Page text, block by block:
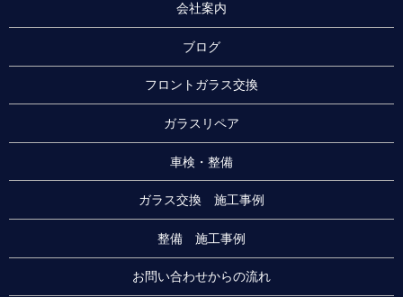
会社案内
ブログ
フロントガラス交換
ガラスリペア
車検・整備
ガラス交換 施工事例
整備 施工事例
お問い合わせからの流れ